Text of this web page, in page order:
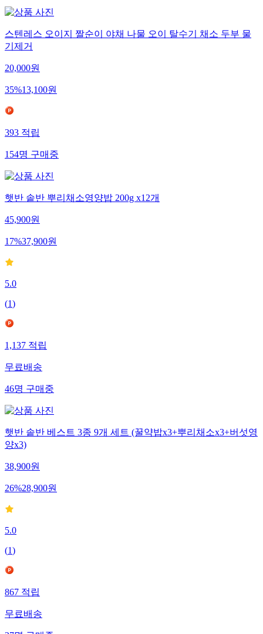
스텐레스 오이지 짤순이 야채 나물 오이 탈수기 채소 두부 물
기제거
20,000원
35%13,100원
393적립
154명구매중
햇반 솥반 뿌리채소영양밥 200g x12개
45,900원
17%37,900원
5.0
(1)
1,137적립
무료배송
46명구매중
햇반 솥반 베스트 3종 9개 세트 (꿀약밥x3+뿌리채소x3+버섯영
양x3)
38,900원
26%28,900원
5.0
(1)
867적립
무료배송